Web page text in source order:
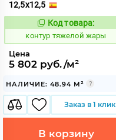
12,5x12,5
763400
Код товара:
контур тяжелой жары
Цена
5 802 руб./м²
НАЛИЧИЕ: 48.94 М²
Заказ в 1 клик
В корзину